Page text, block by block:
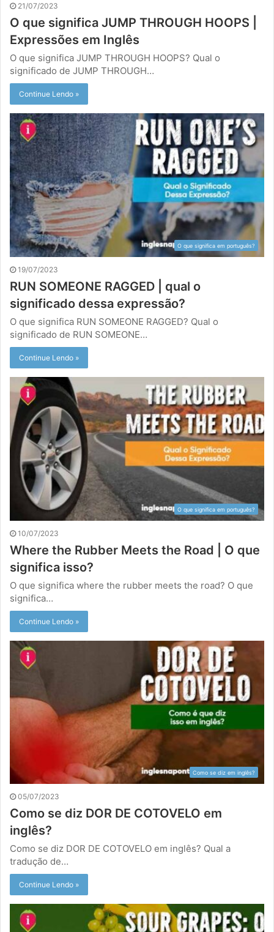
21/07/2023
O que significa JUMP THROUGH HOOPS |
Expressões em Inglês
O que significa JUMP THROUGH HOOPS? Qual o
significado de JUMP THROUGH…
Continue Lendo »
O que significa em português?
19/07/2023
RUN SOMEONE RAGGED | qual o
significado dessa expressão?
O que significa RUN SOMEONE RAGGED? Qual o
significado de RUN SOMEONE…
Continue Lendo »
O que significa em português?
10/07/2023
Where the Rubber Meets the Road | O que
significa isso?
O que significa where the rubber meets the road? O que
significa…
Continue Lendo »
Como se diz em inglês?
05/07/2023
Como se diz DOR DE COTOVELO em
inglês?
Como se diz DOR DE COTOVELO em inglês? Qual a
tradução de…
Continue Lendo »